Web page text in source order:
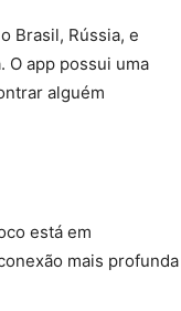
Brasil, Rússia, e
O app possui uma
alguém
está em
mais profunda